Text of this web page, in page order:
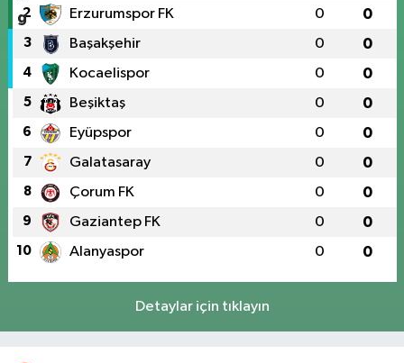
2 Erzurumspor FK 0 0
3 Başakşehir 0 0
4 Kocaelispor 0 0
5 Beşiktaş 0 0
6 Eyüpspor 0 0
7 Galatasaray 0 0
8 Çorum FK 0 0
9 Gaziantep FK 0 0
10 Alanyaspor 0 0
Detaylar için tıklayın